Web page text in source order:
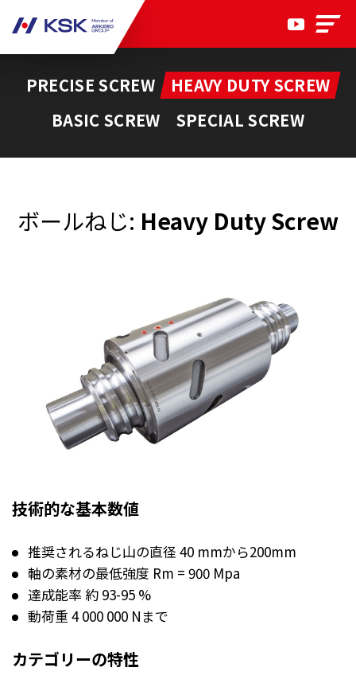
PRECISE SCREW
HEAVY DUTY SCREW
BASIC SCREW
SPECIAL SCREW
ボールねじ: Heavy Duty Screw
技術的な基本数値
推奨されるねじ山の直径 40 mmから200mm
軸の素材の最低強度 Rm = 900 Mpa
達成能率 約 93-95 %
動荷重 4 000 000 Nまで
カテゴリーの特性